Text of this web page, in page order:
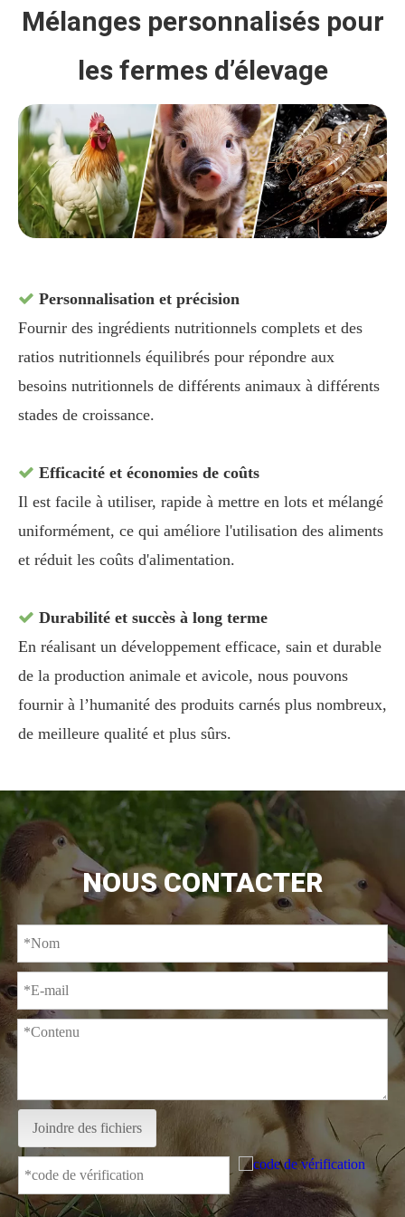
Mélanges personnalisés pour
les fermes d’élevage
 Personnalisation et précision
Fournir des ingrédients nutritionnels complets et des
ratios nutritionnels équilibrés pour répondre aux
besoins nutritionnels de différents animaux à différents
stades de croissance.
 Efficacité et économies de coûts
Il est facile à utiliser, rapide à mettre en lots et mélangé
uniformément, ce qui améliore l'utilisation des aliments
et réduit les coûts d'alimentation.
 Durabilité et succès à long terme
En réalisant un développement efficace, sain et durable
de la production animale et avicole, nous pouvons
fournir à l’humanité des produits carnés plus nombreux,
de meilleure qualité et plus sûrs.
NOUS CONTACTER
Joindre des fichiers